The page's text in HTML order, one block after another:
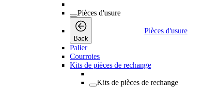
Pièces d'usure
Back
Pièces d'usure
Palier
Courroies
Kits de pièces de rechange
Kits de pièces de rechange